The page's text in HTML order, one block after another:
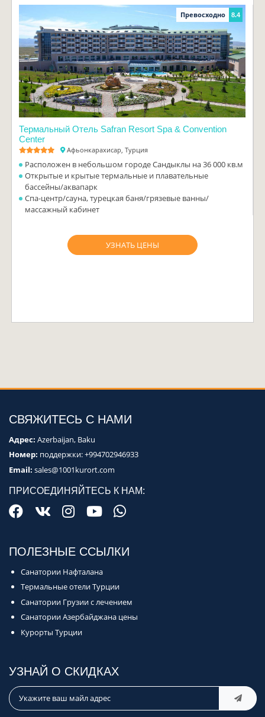
Превосходно 8.4
Термальный Отель Safran Resort Spa & Convention
Center
Афьонкарахисар, Турция
Расположен в небольшом городе Сандыклы на 36 000 кв.м
Открытые и крытые термальные и плавательные
бассейны/аквапарк
Спа-центр/сауна, турецкая баня/грязевые ванны/
массажный кабинет
УЗНАТЬ ЦЕНЫ
СВЯЖИТЕСЬ С НАМИ
Адрес: Azerbaijan, Baku
Номер: поддержки:+994702946933
Email: sales@1001kurort.com
ПРИСОЕДИНЯЙТЕСЬ К НАМ:
ПОЛЕЗНЫЕ ССЫЛКИ
Санатории Нафталана
Термальные отели Турции
Санатории Грузии с лечением
Санатории Азербайджана цены
Курорты Турции
УЗНАЙ О СКИДКАХ